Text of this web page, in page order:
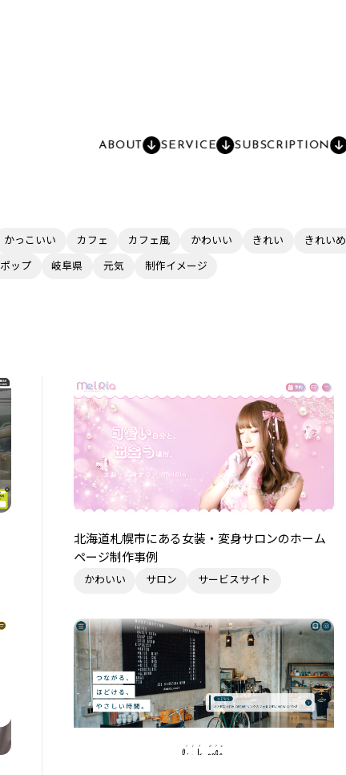
ABOUT SERVICE SUBSCRIPTION
かっこいい カフェ カフェ風 かわいい きれい きれいめ
ポップ 岐阜県 元気 制作イメージ
北海道札幌市にある女装・変身サロンのホーム
ページ制作事例
かわいい サロン サービスサイト